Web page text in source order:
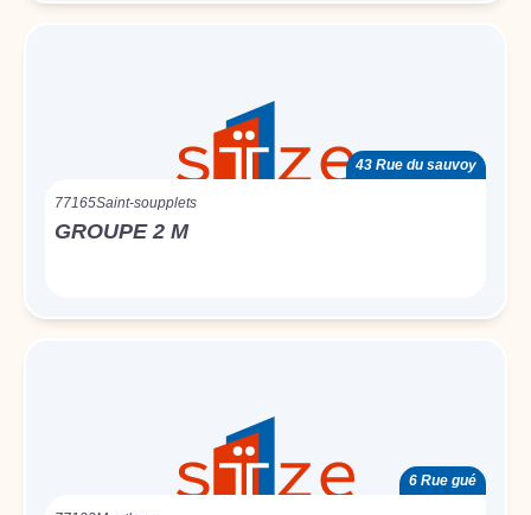
43 Rue du sauvoy
77165Saint-soupplets
GROUPE 2 M
6 Rue gué